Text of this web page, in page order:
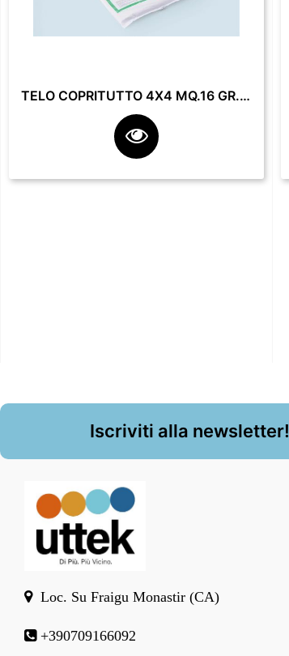
TELO COPRITUTTO 4X4 MQ.16 GR. 200**
Iscriviti alla newsletter!
Loc. Su Fraigu Monastir (CA)
+390709166092